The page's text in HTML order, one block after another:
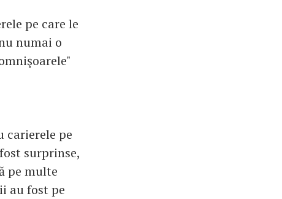
pe care le
numai o
carierele pe
surprinse,
pe multe
au fost pe